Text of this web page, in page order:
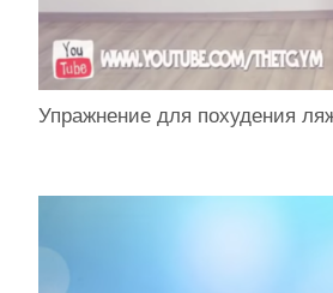
Упражнение для похудения